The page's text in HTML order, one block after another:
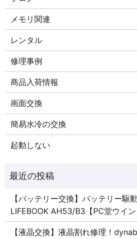
メモリ関連
レンタル
修理事例
商品入荷情報
画面交換
簡易水冷の交換
起動しない
【バッテリー交換】バッテリー駆
LIFEBOOK AH53/B3【PC堂ウイン
【液晶交換】液晶割れ修理！